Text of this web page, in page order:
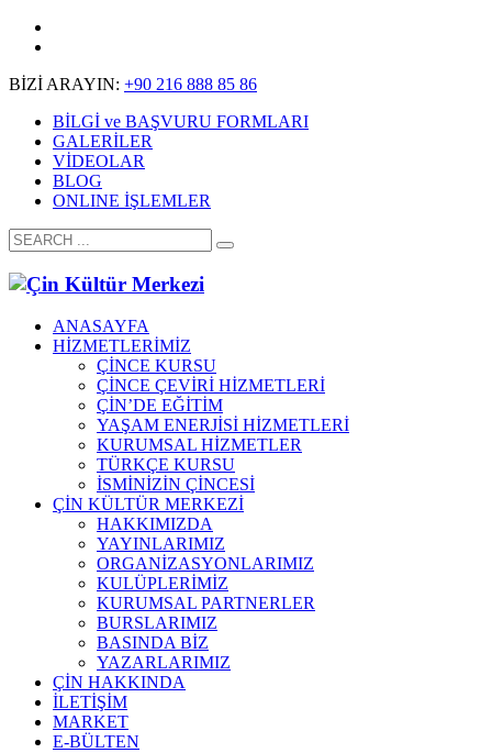
BİZİ ARAYIN: +90 216 888 85 86
BİLGİ ve BAŞVURU FORMLARI
GALERİLER
VİDEOLAR
BLOG
ONLINE İŞLEMLER
ANASAYFA
HİZMETLERİMİZ
ÇİNCE KURSU
ÇİNCE ÇEVİRİ HİZMETLERİ
ÇİN’DE EĞİTİM
YAŞAM ENERJİSİ HİZMETLERİ
KURUMSAL HİZMETLER
TÜRKÇE KURSU
İSMİNİZİN ÇİNCESİ
ÇİN KÜLTÜR MERKEZİ
HAKKIMIZDA
YAYINLARIMIZ
ORGANİZASYONLARIMIZ
KULÜPLERİMİZ
KURUMSAL PARTNERLER
BURSLARIMIZ
BASINDA BİZ
YAZARLARIMIZ
ÇİN HAKKINDA
İLETİŞİM
MARKET
E-BÜLTEN